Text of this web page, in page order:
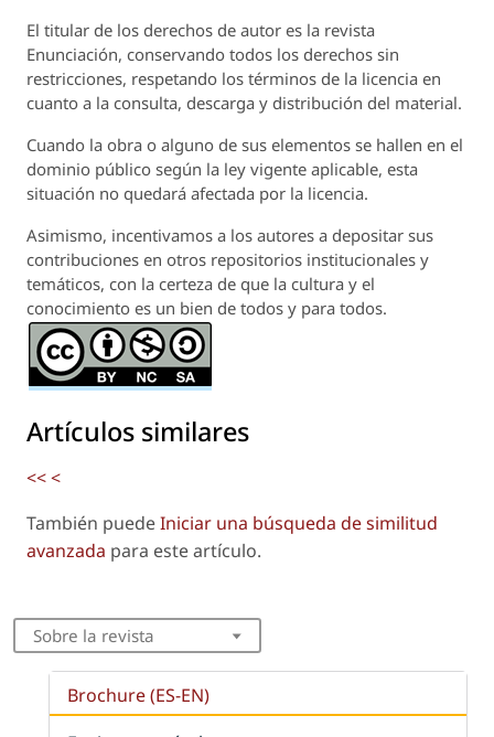
El titular de los derechos de autor es la revista
Enunciación, conservando todos los derechos sin
restricciones, respetando los términos de la licencia en
cuanto a la consulta, descarga y distribución del material.
Cuando la obra o alguno de sus elementos se hallen en el
dominio público según la ley vigente aplicable, esta
situación no quedará afectada por la licencia.
Asimismo, incentivamos a los autores a depositar sus
contribuciones en otros repositorios institucionales y
temáticos, con la certeza de que la cultura y el
conocimiento es un bien de todos y para todos.
Artículos similares
<<<
También puedeIniciar una búsqueda de similitud
avanzada para este artículo.
Sobre la revista
Brochure (ES-EN)